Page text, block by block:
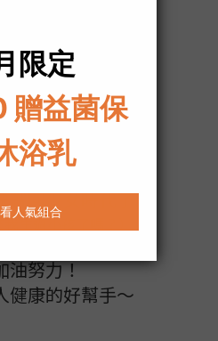
十分方便呢！
心的問題都能改善
日的運動，
就回少女時代了！
我生過小孩了嗎？）
油努力！
健康的好幫手～